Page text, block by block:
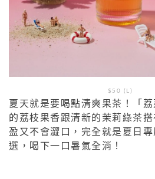
$50 (L)
夏天就是要喝點清爽果茶！「
的荔枝果香跟清新的茉莉綠茶
盈又不會澀口，完全就是夏日
選，喝下一口暑氣全消！